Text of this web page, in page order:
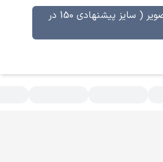
محل قرارگیری تصویر ( سایز پیشنهادی 150 در